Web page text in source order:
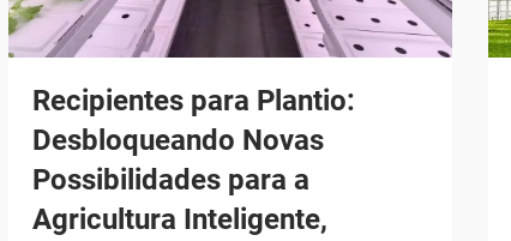
Recipientes para Plantio:
Desbloqueando Novas
Possibilidades para a
Agricultura Inteligente,